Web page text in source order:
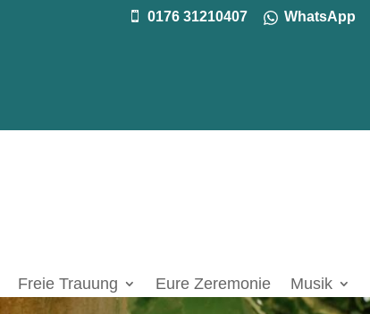
 0176 31210407 WhatsApp
Freie Trauung Eure Zeremonie Musik